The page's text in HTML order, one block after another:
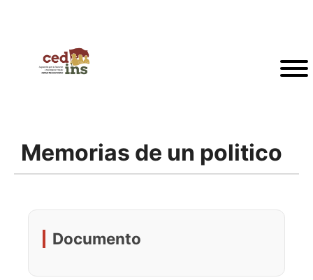
Memorias de un politico
Documento